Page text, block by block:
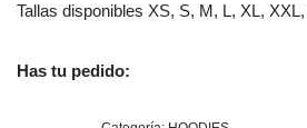
Tallas disponibles XS, S, M, L, XL,
Has tu pedido: